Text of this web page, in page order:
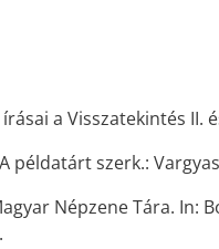
a Visszatekintés II.
példatárt szerk.:
Népzene Tára.